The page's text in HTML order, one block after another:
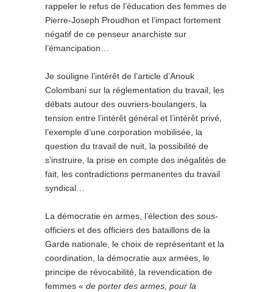
rappeler le refus de l’éducation des femmes de
Pierre-Joseph Proudhon et l’impact fortement
négatif de ce penseur anarchiste sur
l’émancipation…
Je souligne l’intérêt de l’article d’Anouk
Colombani sur la réglementation du travail, les
débats autour des ouvriers-boulangers, la
tension entre l’intérêt général et l’intérêt privé,
l’exemple d’une corporation mobilisée, la
question du travail de nuit, la possibilité de
s’instruire, la prise en compte des inégalités de
fait, les contradictions permanentes du travail
syndical…
La démocratie en armes, l’élection des sous-
officiers et des officiers des bataillons de la
Garde nationale, le choix de représentant et la
coordination, la démocratie aux armées, le
principe de révocabilité, la revendication de
femmes « de porter des armes, pour la